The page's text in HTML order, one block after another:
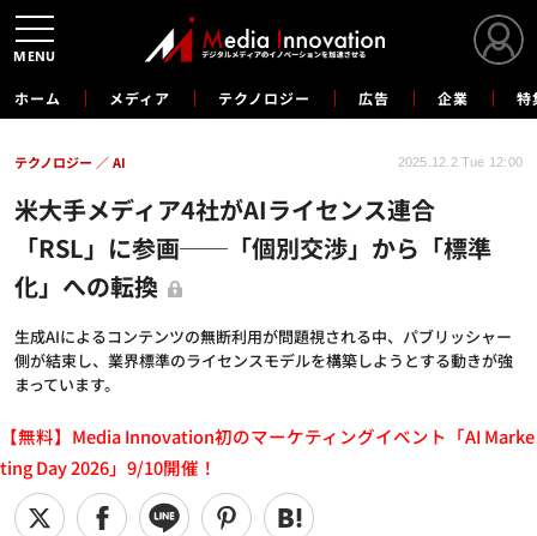
ホーム メディア テクノロジー 広告 企業 特
米大手メディア4社がAIライセンス連合
「RSL」に参画──「個別交渉」から「標準
化」への転換
生成AIによるコンテンツの無断利用が問題視される中、パブリッシャー
側が結束し、業界標準のライセンスモデルを構築しようとする動きが強
まっています。
テクノロジー AI 2025.12.2 Tue 12:00
【無料】Media Innovation初のマーケティングイベント「AI Marke
ting Day 2026」9/10開催！
MENU